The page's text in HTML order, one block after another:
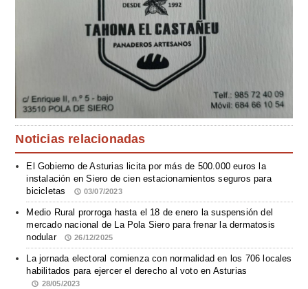
Noticias relacionadas
El Gobierno de Asturias licita por más de 500.000 euros la
instalación en Siero de cien estacionamientos seguros para
bicicletas
03/07/2023
Medio Rural prorroga hasta el 18 de enero la suspensión del
mercado nacional de La Pola Siero para frenar la dermatosis
nodular
26/12/2025
La jornada electoral comienza con normalidad en los 706 locales
habilitados para ejercer el derecho al voto en Asturias
28/05/2023